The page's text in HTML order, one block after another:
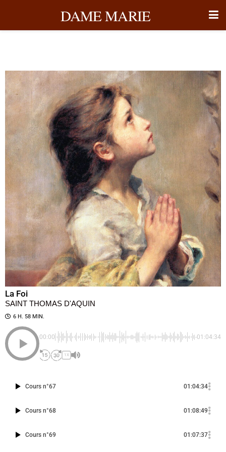
DAME MARIE
La Foi
SAINT THOMAS D'AQUIN
6 H. 58 MIN.
00:00 -01:04:34
1X
Cours n°67 01:04:34
Cours n°68 01:08:49
Cours n°69 01:07:37